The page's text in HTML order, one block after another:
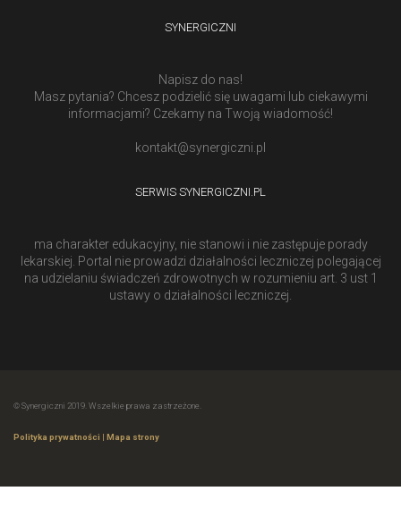
SYNERGICZNI
Napisz do nas!
Masz pytania? Chcesz podzielić się uwagami lub ciekawymi
informacjami? Czekamy na Twoją wiadomość!
kontakt@synergiczni.pl
SERWIS SYNERGICZNI.PL
ma charakter edukacyjny, nie stanowi i nie zastępuje porady
lekarskiej. Portal nie prowadzi działalności leczniczej polegającej
na udzielaniu świadczeń zdrowotnych w rozumieniu art. 3 ust 1
ustawy o działalności leczniczej.
© Synergiczni 2019. Wszelkie prawa zastrzeżone.
Polityka prywatności | Mapa strony